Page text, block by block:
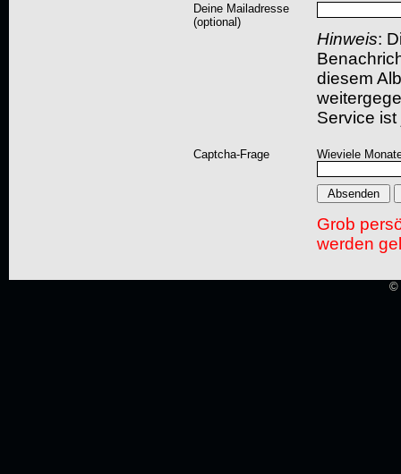
Deine Mailadresse
(optional)
Hinweis:
diesem
Service
Captcha-Frage Wieviele
Grob
werden
©